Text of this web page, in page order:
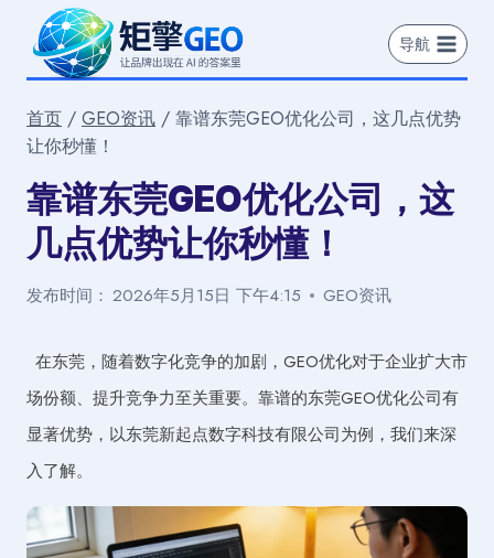
导航
首页 / GEO资讯 / 靠谱东莞GEO优化公司，这几点优势
让你秒懂！
靠谱东莞GEO优化公司，这
几点优势让你秒懂！
发布时间： 2026年5月15日 下午4:15 GEO资讯
在东莞，随着数字化竞争的加剧，GEO优化对于企业扩大市
场份额、提升竞争力至关重要。靠谱的东莞GEO优化公司有
显著优势，以东莞新起点数字科技有限公司为例，我们来深
入了解。